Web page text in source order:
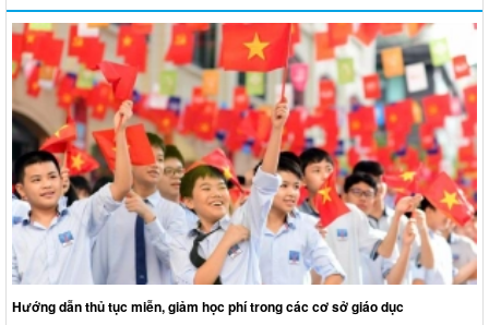
Hướng dẫn thủ tục miễn, giảm học phí trong các cơ sở giáo dục